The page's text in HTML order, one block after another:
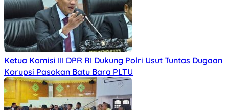
Ketua Komisi III DPR RI Dukung Polri Usut Tuntas Dugaan
Korupsi Pasokan Batu Bara PLTU